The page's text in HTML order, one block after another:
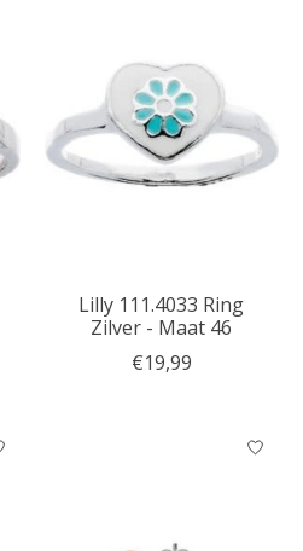
Lilly 111.4033 Ring
Zilver - Maat 46
€19,99